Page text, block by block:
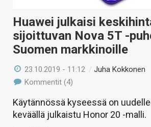
Huawei julkaisi
sijoittuvan Nova 5T -
Suomen markkinoille
23.10.2019 - 11:12 /Juha Kokkonen
Kommentit (4)
Käytännössä kyseessä on
keväällä julkaistu Honor 20 -malli.